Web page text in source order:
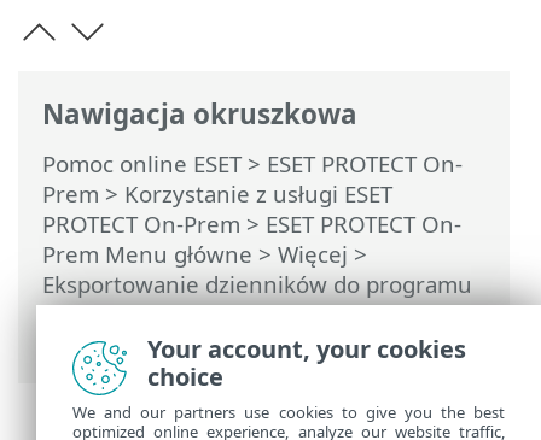
Nawigacja okruszkowa
Pomoc online ESET> ESET PROTECT On-
Prem > Korzystanie z usługi ESET
PROTECT On-Prem > ESET PROTECT On-
Prem Menu główne > Więcej >
Eksportowanie dzienników do programu
Syslog> Zdarzenia eksportowane do
formatu LEEFYour account, your cookies
choice
We and our partners use cookies to give you the best
optimized online experience, analyze our website traffic,